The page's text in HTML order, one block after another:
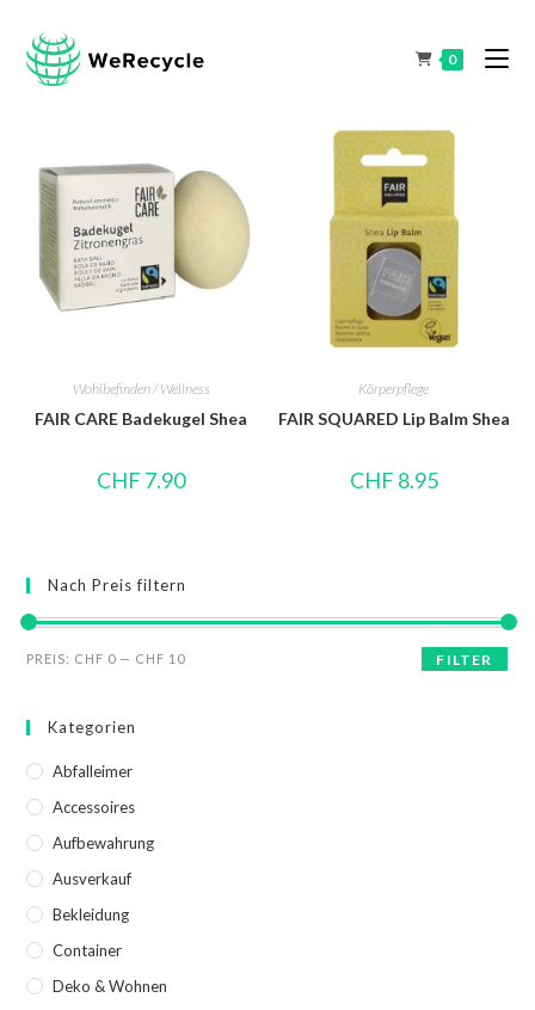
0
Wohlbefinden / Wellness
FAIR CARE Badekugel Shea
CHF 7.90
Körperpflege
FAIR SQUARED Lip Balm Shea
CHF 8.95
Nach Preis filtern
FILTER
PREIS: CHF 0 — CHF 10
Kategorien
Abfalleimer
Accessoires
Aufbewahrung
Ausverkauf
Bekleidung
Container
Deko & Wohnen